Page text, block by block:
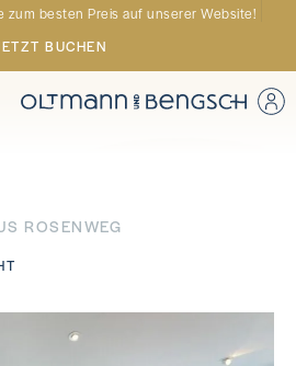
zum besten Preis auf unserer Website!
BUCHEN
ROSENWEG